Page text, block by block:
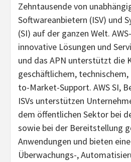
Zehntausende von
Softwareanbietern (ISV) und
(SI) auf der ganzen Welt.
innovative Lösungen und
und das APN unterstützt die
geschäftlichem,
to-Market-Support. AWS SI,
ISVs unterstützen
dem öffentlichen Sektor bei
sowie bei der Bereitstellung
Anwendungen und bieten
Überwachungs-,